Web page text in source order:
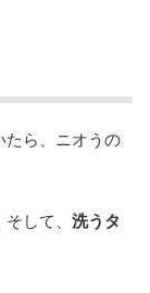
たら、ニオうの
して、 洗うタ